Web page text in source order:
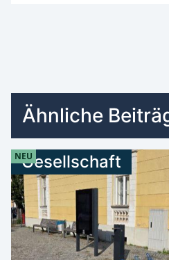
Ähnliche
Gesellschaft
NEU